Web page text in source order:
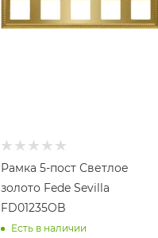
Рамка 5-пост Светлое
золото Fede Sevilla
FD01235OB
Есть в наличии